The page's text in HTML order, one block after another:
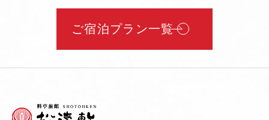
ご宿泊プラン一覧